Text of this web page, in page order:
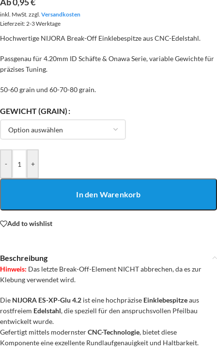
inkl. MwSt. zzgl. Versandkosten
Lieferzeit:2-3 Werktage
Hochwertige NIJORA Break-Off Einklebespitze aus CNC-Edelstahl.
Passgenau für 4.20mm ID Schäfte & Onawa Serie, variable Gewichte für
präzises Tuning.
50-60 grain und 60-70-80 grain.
GEWICHT (GRAIN)
- +
In den Warenkorb
Add to wishlist
Beschreibung
Hinweis: Das letzte Break-Off-Element NICHT abbrechen, da es zur
Klebung verwendet wird.
Die NIJORA ES-XP-Glu 4.2 ist eine hochpräzise Einklebespitzeaus
rostfreiem Edelstahl, die speziell für den anspruchsvollen Pfeilbau
entwickelt wurde.
Gefertigt mittels modernsterCNC-Technologie, bietet diese
Komponente eine exzellente Rundlaufgenauigkeit und Haltbarkeit.